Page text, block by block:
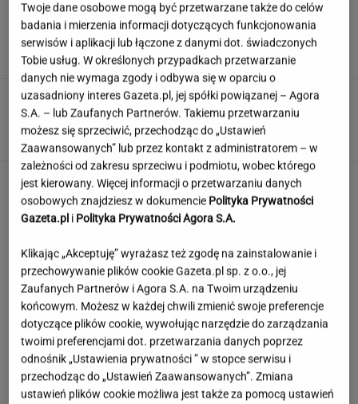
Duda ułaskawił Wąsika i
Kamińskiego, jego nie. "Skazał mnie Pan na
karę śmierci"
100 proc. obłożenia w samolotach. Wakacyjny
kierunek jest hitem
Twoje dane osobowe mogą być przetwarzane także do celów
badania i mierzenia informacji dotyczących funkcjonowania
serwisów i aplikacji lub łączone z danymi dot. świadczonych
Tobie usług. W określonych przypadkach przetwarzanie
danych nie wymaga zgody i odbywa się w oparciu o
uzasadniony interes Gazeta.pl, jej spółki powiązanej – Agora
S.A. – lub Zaufanych Partnerów. Takiemu przetwarzaniu
możesz się sprzeciwić, przechodząc do „Ustawień
Zaawansowanych” lub przez kontakt z administratorem – w
zależności od zakresu sprzeciwu i podmiotu, wobec którego
jest kierowany. Więcej informacji o przetwarzaniu danych
osobowych znajdziesz w dokumencie Polityka Prywatności
Gazeta.pl i Polityka Prywatności Agora S.A.
Klikając „Akceptuję” wyrażasz też zgodę na zainstalowanie i
przechowywanie plików cookie Gazeta.pl sp. z o.o., jej
Zaufanych Partnerów i Agora S.A. na Twoim urządzeniu
końcowym. Możesz w każdej chwili zmienić swoje preferencje
dotyczące plików cookie, wywołując narzędzie do zarządzania
twoimi preferencjami dot. przetwarzania danych poprzez
odnośnik „Ustawienia prywatności ” w stopce serwisu i
przechodząc do „Ustawień Zaawansowanych”. Zmiana
ustawień plików cookie możliwa jest także za pomocą ustawień